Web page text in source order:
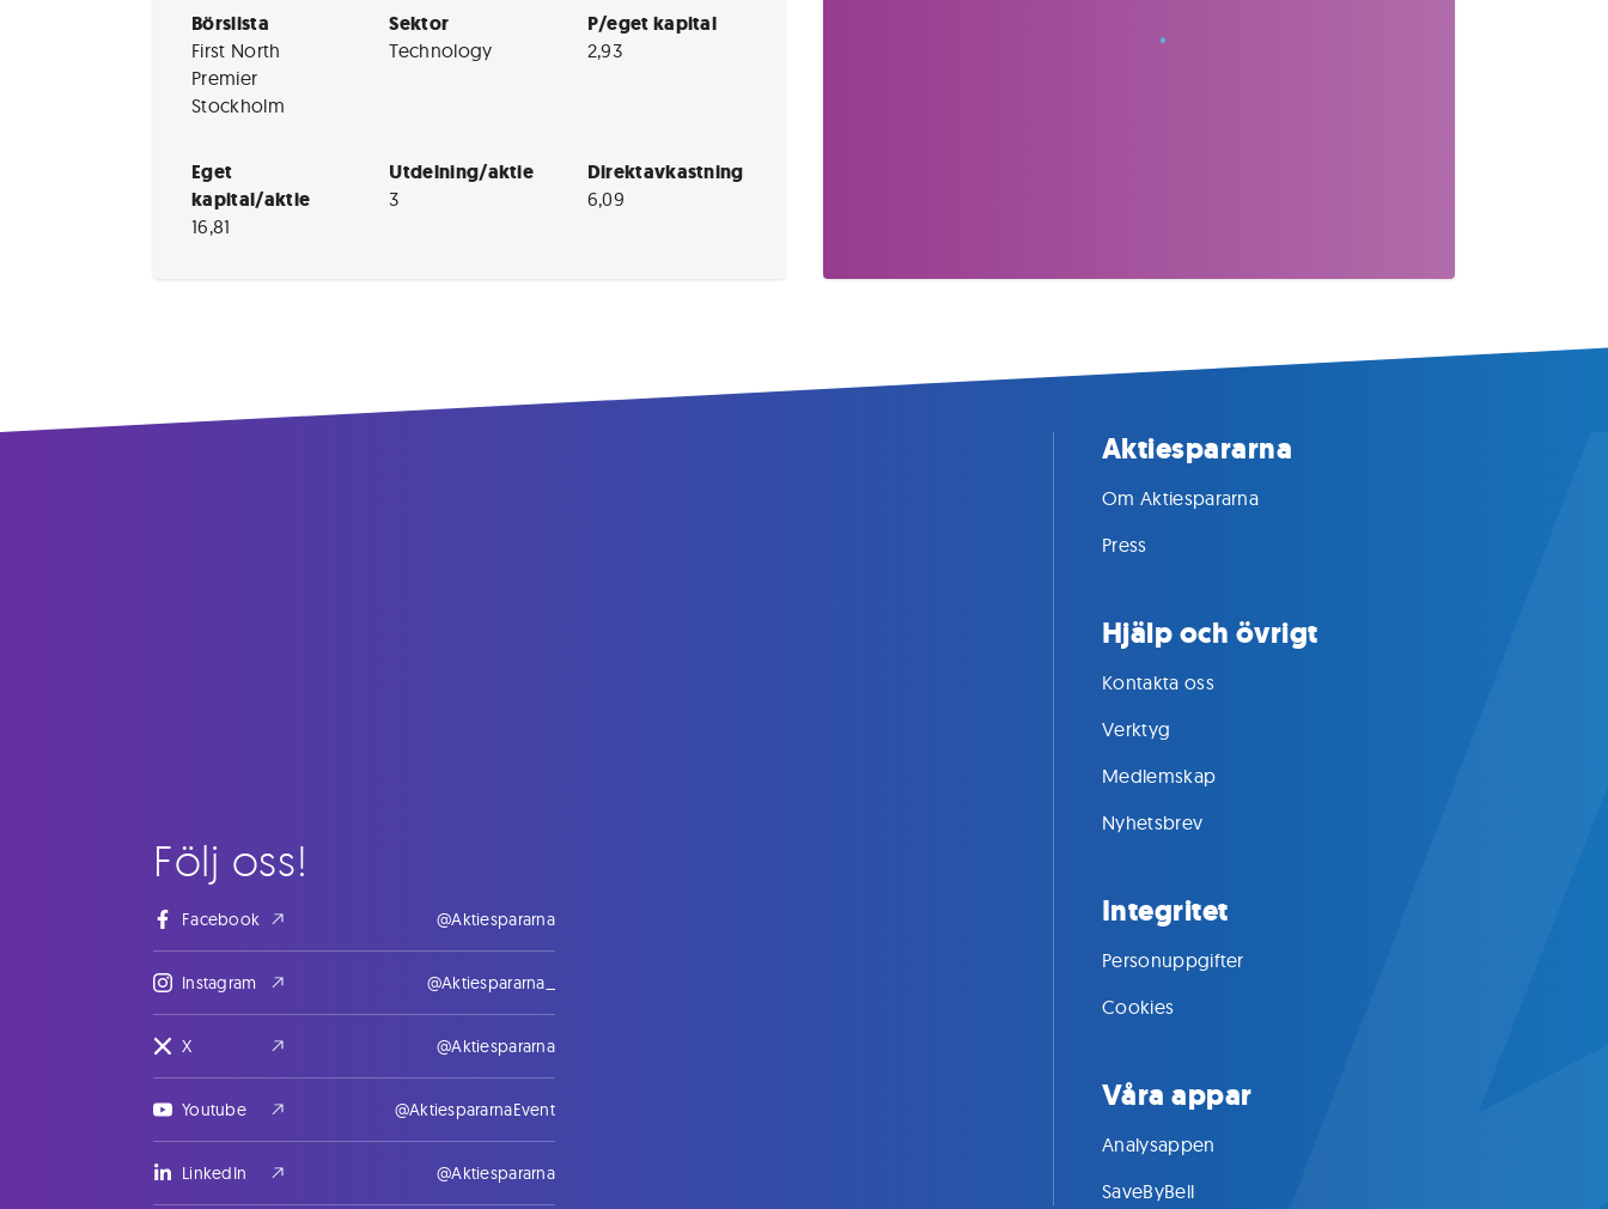
Börslista
First North
Premier
Stockholm
Sektor
Technology
P/eget kapital
2,93
Eget
kapital/aktie
16,81
Utdelning/aktie
3
Direktavkastning
6,09
Följ oss!
Facebook @Aktiespararna
Instagram @Aktiespararna_
X @Aktiespararna
Youtube @AktiespararnaEvent
LinkedIn @Aktiespararna
Aktiespararna
Om Aktiespararna
Press
Hjälp och övrigt
Kontakta oss
Verktyg
Medlemskap
Nyhetsbrev
Integritet
Personuppgifter
Cookies
Våra appar
Analysappen
SaveByBell